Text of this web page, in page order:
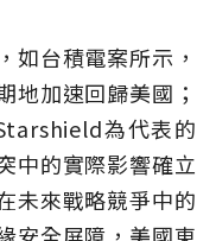
如台積電案所示，
地加速回歸美國；
為代表的
中的實際影響確立
未來戰略競爭中的
安全屏障，美國東